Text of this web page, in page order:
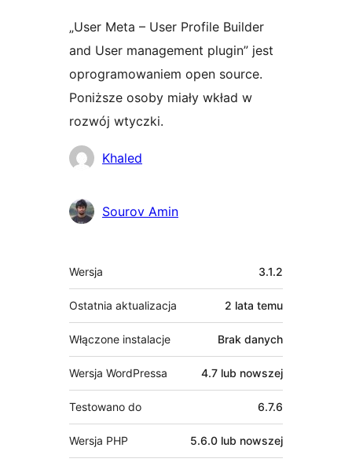
„User Meta – User Profile Builder
and User management plugin” jest
oprogramowaniem open source.
Poniższe osoby miały wkład w
rozwój wtyczki.
Zaangażowani
Khaled
Sourov Amin
Meta
Wersja 3.1.2
Ostatnia aktualizacja 2 lata temu
Włączone instalacje Brak danych
Wersja WordPressa 4.7 lub nowszej
Testowano do 6.7.6
Wersja PHP 5.6.0 lub nowszej